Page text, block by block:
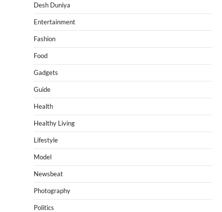
Desh Duniya
Entertainment
Fashion
Food
Gadgets
Guide
Health
Healthy Living
Lifestyle
Model
Newsbeat
Photography
Politics